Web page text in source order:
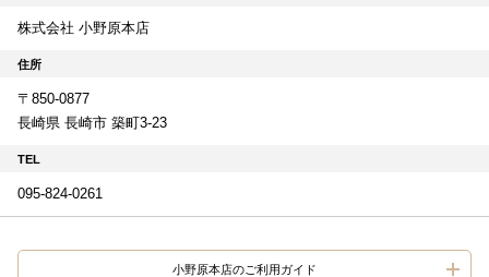
株式会社 小野原本店
住所
〒850-0877
長崎県 長崎市 築町3-23
TEL
095-824-0261
小野原本店のご利用ガイド